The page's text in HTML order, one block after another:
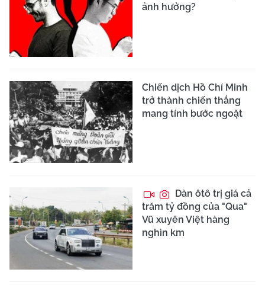
ảnh hưởng?
Chiến dịch Hồ Chí Minh
trở thành chiến thắng
mang tính bước ngoặt
Dàn ôtô trị giá cả
trăm tỷ đồng của "Qua"
Vũ xuyên Việt hàng
nghìn km